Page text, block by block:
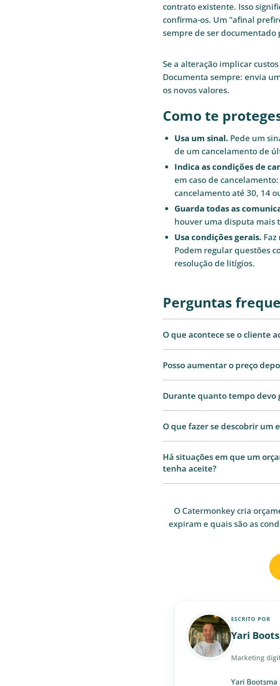
contrato existente. Isso
confirma-os. Um "afinal
sempre de ser
Se a alteração implicar
Documenta sempre: envia
os novos valores.
Como te
Usa um sinal. Pede um
de um cancelamento de
Indica as condições de
em caso de
cancelamento até 30, 14
Guarda todas as
houver uma disputa mais
Usa condições gerais.
Podem regular questões
resolução de litígios.
Perguntas
O que acontece se o cliente
Posso aumentar o preço
Durante quanto tempo devo
O que fazer se descobrir um
Há situações em que um
tenha aceite?
O Catermonkey cria
expiram e quais são as
ESCRITO POR
Yari
Marketing
Yari